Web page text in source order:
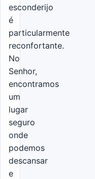
esconderijo
é
particularmente
reconfortante.
No
Senhor,
encontramos
um
lugar
seguro
onde
podemos
descansar
e